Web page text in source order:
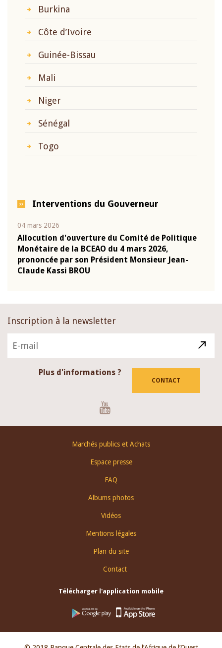
Burkina
Côte d’Ivoire
Guinée-Bissau
Mali
Niger
Sénégal
Togo
Interventions du Gouverneur
04 mars 2026
Allocution d'ouverture du Comité de Politique
Monétaire de la BCEAO du 4 mars 2026,
prononcée par son Président Monsieur Jean-
Claude Kassi BROU
Inscription à la newsletter
Plus d'informations ?
CONTACT
Marchés publics et Achats
Espace presse
FAQ
Albums photos
Vidéos
Mentions légales
Plan du site
Contact
Télécharger l'application mobile